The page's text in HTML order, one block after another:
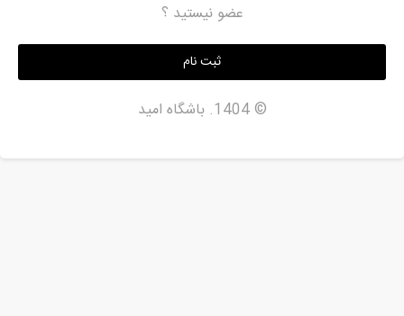
عضو نیستید ؟
ثبت نام
© 1404. باشگاه امید